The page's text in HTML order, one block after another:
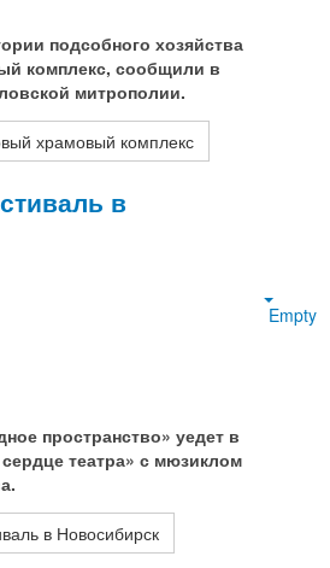
подсобного хозяйства
комплекс, сообщили в
митрополии.
храмовый комплекс
в
Empty
пространство» уедет в
театра» с мюзиклом
в Новосибирск